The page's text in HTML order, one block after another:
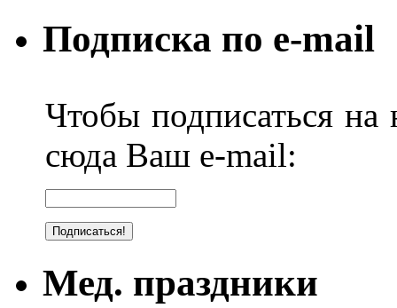
Подписка по e-mail
Чтобы подписаться на
сюда Ваш e-mail:
Мед. праздники